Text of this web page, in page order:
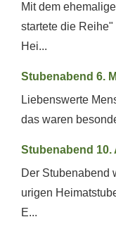
Mit dem
startete die
Hei...
Stubenabend 6.
Liebenswerte
das waren
Stubenabend 10.
Der Stubenabend
urigen
E...